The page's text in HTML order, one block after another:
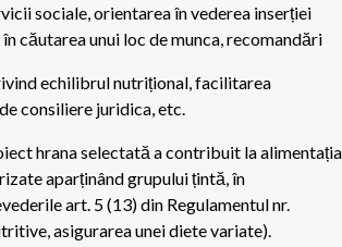
sociale, orientarea în vederea inserției
căutarea unui loc de munca, recomandări
echilibrul nutrițional, facilitarea
consiliere juridica, etc.
hrana selectată a contribuit la alimentația
aparținând grupului țintă, în
art. 5 (13) din Regulamentul nr.
asigurarea unei diete variate).